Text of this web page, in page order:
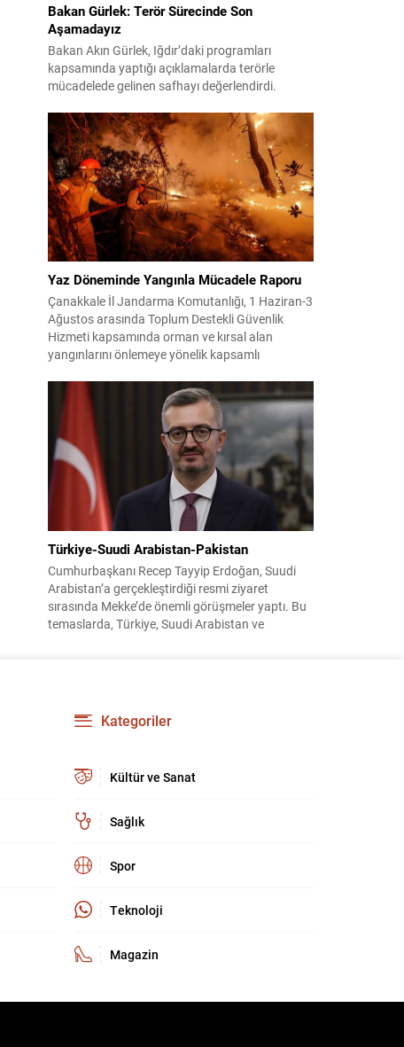
Bakan Gürlek: Terör Sürecinde Son
Aşamadayız
Bakan Akın Gürlek, Iğdır’daki programları
kapsamında yaptığı açıklamalarda terörle
mücadelede gelinen safhayı değerlendirdi.
geçirilme aşamasına yaklaştığını belirtti ve
bölgedeki uzun süreli yaraların kapanacağına
dair umutlu mesajlar verdi. Gürlek, “Bölge
insanımızın 40 yılı aşkın süredir kanayan yarası
olan bu tehlikeden, devletimizin kalkınması ve
huzuru için kurtulma vaktine...
Yaz Döneminde Yangınla Mücadele Raporu
Çanakkale İl Jandarma Komutanlığı, 1 Haziran-3
Ağustos arasında Toplum Destekli Güvenlik
Hizmeti kapsamında orman ve kırsal alan
yangınlarını önlemeye yönelik kapsamlı
görev yapan 178 tim ve 742 personel, sahada
aktif olarak halkı bilinçlendirdi ve denetim
faaliyetleri gerçekleştirdi. Faaliyetler esnasında
bin 315 biçerdöver ve balya...
Türkiye-Suudi Arabistan-Pakistan
Cumhurbaşkanı Recep Tayyip Erdoğan, Suudi
Arabistan’a gerçekleştirdiği resmi ziyaret
sırasında Mekke’de önemli görüşmeler yaptı. Bu
temaslarda, Türkiye, Suudi Arabistan ve
güvenlik yaklaşımıyla bölgesel barış, istikrar...
Kategoriler
Kültür ve Sanat
Sağlık
Spor
Teknoloji
Magazin